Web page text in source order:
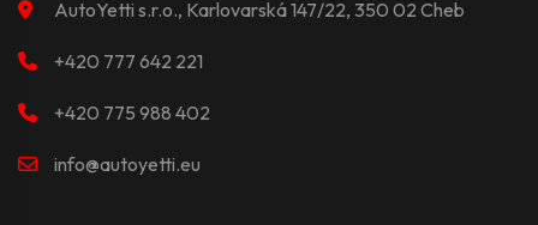
AutoYetti s.r.o., Karlovarská 147/22, 350 02 Cheb
+420 777 642 221
+420 775 988 402
info@autoyetti.eu